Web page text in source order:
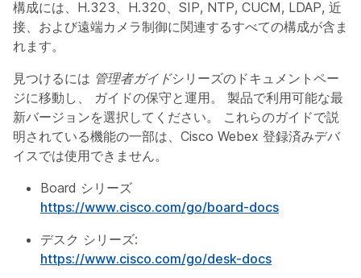
構成には、H.323、H.320、SIP, NTP, CUCM, LDAP, 近
接、および遠端カメラ制御に関連するすべての構成が含ま
れます。
見つけるには 管理者ガイドシリーズのドキュメントペー
ジに移動し、 ガイドの保守と運用。 製品で利用可能な最
新バージョンを選択してください。 これらのガイドで説
明されている機能の一部は、Cisco Webex 登録済みデバ
イスでは使用できません。
Board シリーズ
https://www.cisco.com/go/board-docs
デスク シリーズ:
https://www.cisco.com/go/desk-docs